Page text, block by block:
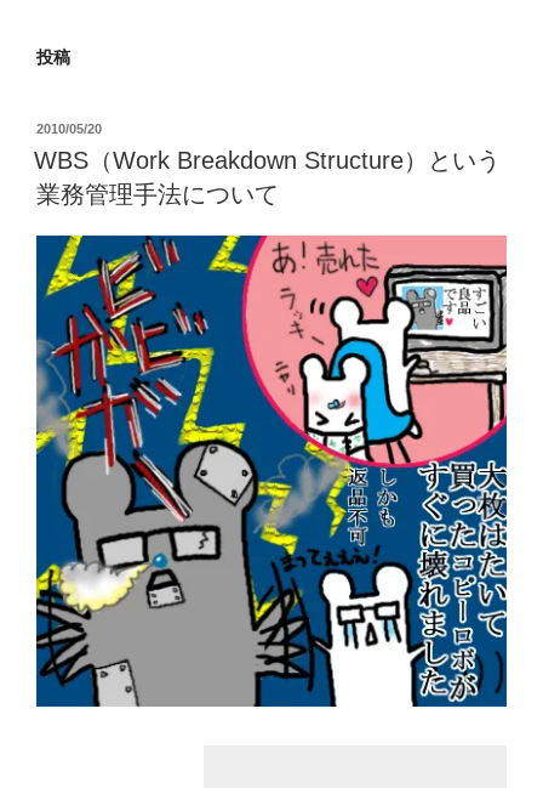
投稿
投
稿
日:
2010/05/20
WBS（Work Breakdown Structure）という
業務管理手法について